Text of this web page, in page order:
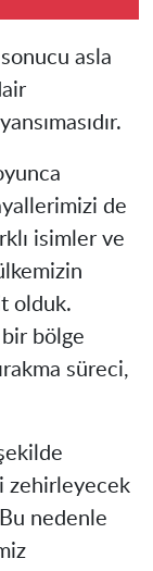
asla
de
isimler ve
olduk.
bir bölge
süreci,
zehirleyecek
nedenle